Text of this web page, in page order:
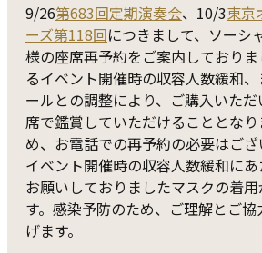
9/26第683回定期演奏会、10/3東京
ーズ第118回につきまして、ソーシ
様の座席再予約をご案内しており
るイベント開催時の収容人数緩和
ールとの調整により、ご購入いた
席で鑑賞していただけることとな
め、お電話での再予約の必要はござ
イベント開催時の収容人数緩和に
お願いしておりましたマスクの着
す。感染予防のため、ご理解とご
げます。